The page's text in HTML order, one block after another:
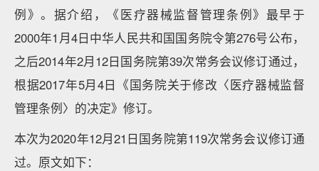
例》。据介绍，《医疗器械监督管理条例》最早于
2000年1月4日中华人民共和国国务院令第276号公布，
之后2014年2月12日国务院第39次常务会议修订通过，
根据2017年5月4日《国务院关于修改〈医疗器械监督
管理条例〉的决定》修订。
本次为2020年12月21日国务院第119次常务会议修订通
过。原文如下：